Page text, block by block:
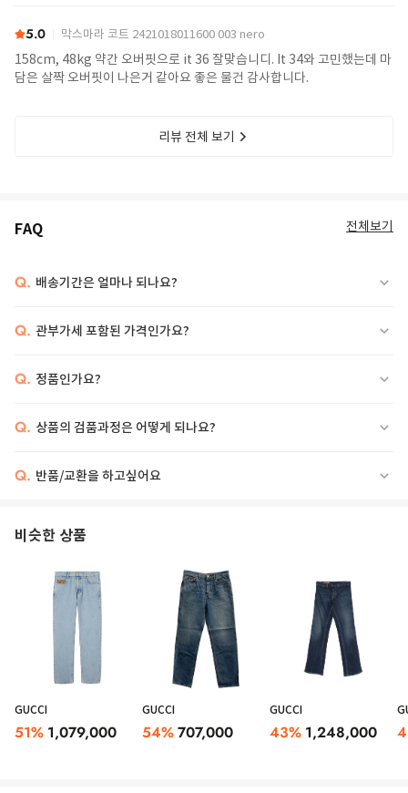
5.0 막스마라 코트 2421018011600 003 nero
158cm, 48kg 약간 오버핏으로 it 36 잘맞습니디. It 34와 고민했는데 마
담은 살짝 오버핏이 나은거 같아요 좋은 물건 감사합니다.
리뷰 전체 보기
FAQ 전체보기
Q. 배송기간은 얼마나 되나요?
Q. 관부가세 포함된 가격인가요?
Q. 정품인가요?
Q. 상품의 검품과정은 어떻게 되나요?
Q. 반품/교환을 하고싶어요
비슷한 상품
GUCCI
51% 1,079,000
GUCCI
54%707,000
GUCCI
43% 1,248,000